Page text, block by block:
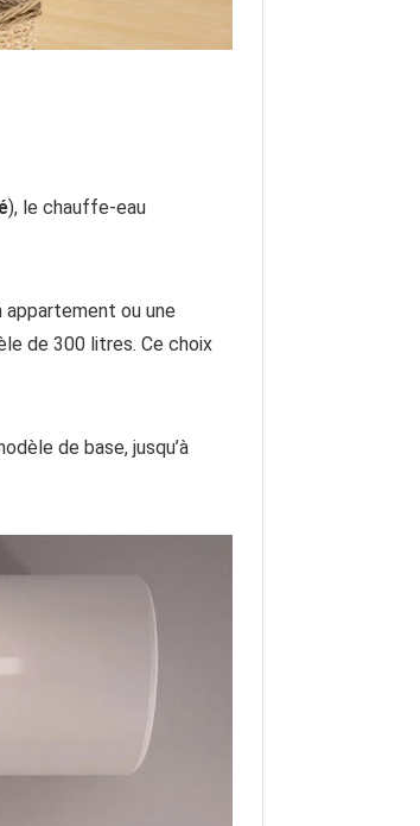
), le chauffe-eau
ou une
de 300 litres. Ce choix
de base, jusqu’à